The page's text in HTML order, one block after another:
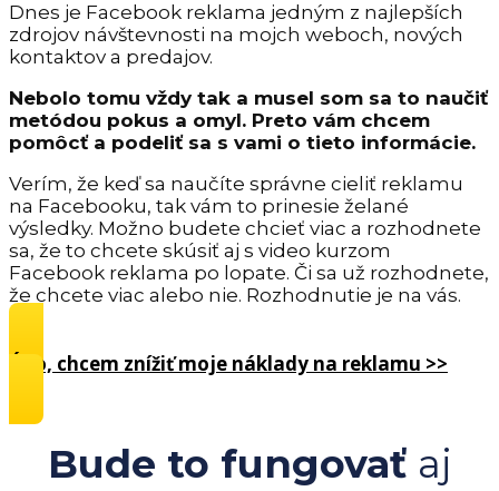
Dnes je Facebook reklama jedným z najlepších
zdrojov návštevnosti na mojch weboch, nových
kontaktov a predajov.
Nebolo tomu vždy tak a musel som sa to naučiť
metódou pokus a omyl. Preto vám chcem
pomôcť a podeliť sa s vami o tieto informácie.
Verím, že keď sa naučíte správne cieliť reklamu
na Facebooku, tak vám to prinesie želané
výsledky. Možno budete chcieť viac a rozhodnete
sa, že to chcete skúsiť aj s video kurzom
Facebook reklama po lopate. Či sa už rozhodnete,
že chcete viac alebo nie. Rozhodnutie je na vás.
Áno, chcem znížiť moje náklady na reklamu >>
Bude to fungovať aj